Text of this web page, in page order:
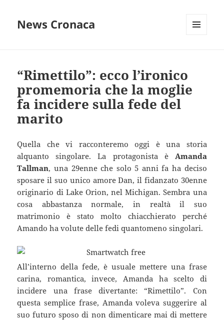
News Cronaca
“Rimettilo”: ecco l’ironico
promemoria che la moglie
fa incidere sulla fede del
marito
Quella che vi racconteremo oggi è una storia
alquanto singolare. La protagonista è Amanda
Tallman, una 29enne che solo 5 anni fa ha deciso
sposare il suo unico amore Dan, il fidanzato 30enne
originario di Lake Orion, nel Michigan. Sembra una
cosa abbastanza normale, in realtà il suo
matrimonio è stato molto chiacchierato perché
Amando ha volute delle fedi quantomeno singolari.
All’interno della fede, è usuale mettere una frase
carina, romantica, invece, Amanda ha scelto di
incidere una frase divertante: “Rimettilo”. Con
questa semplice frase, Amanda voleva suggerire al
suo futuro sposo di non dimenticare mai di mettere